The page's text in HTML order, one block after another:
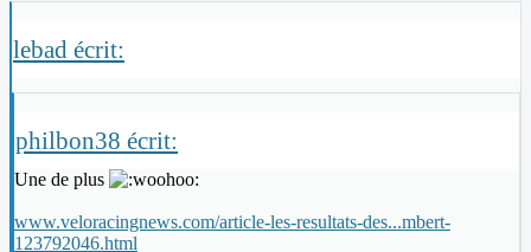
lebad écrit:
philbon38 écrit:
Une de plus
www.veloracingnews.com/article-les-resultats-des...mbert-
123792046.html